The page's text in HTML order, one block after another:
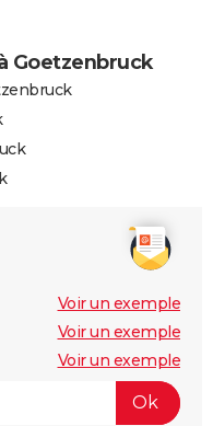
Goetzenbruck
Voir un exemple
Voir un exemple
Voir un exemple